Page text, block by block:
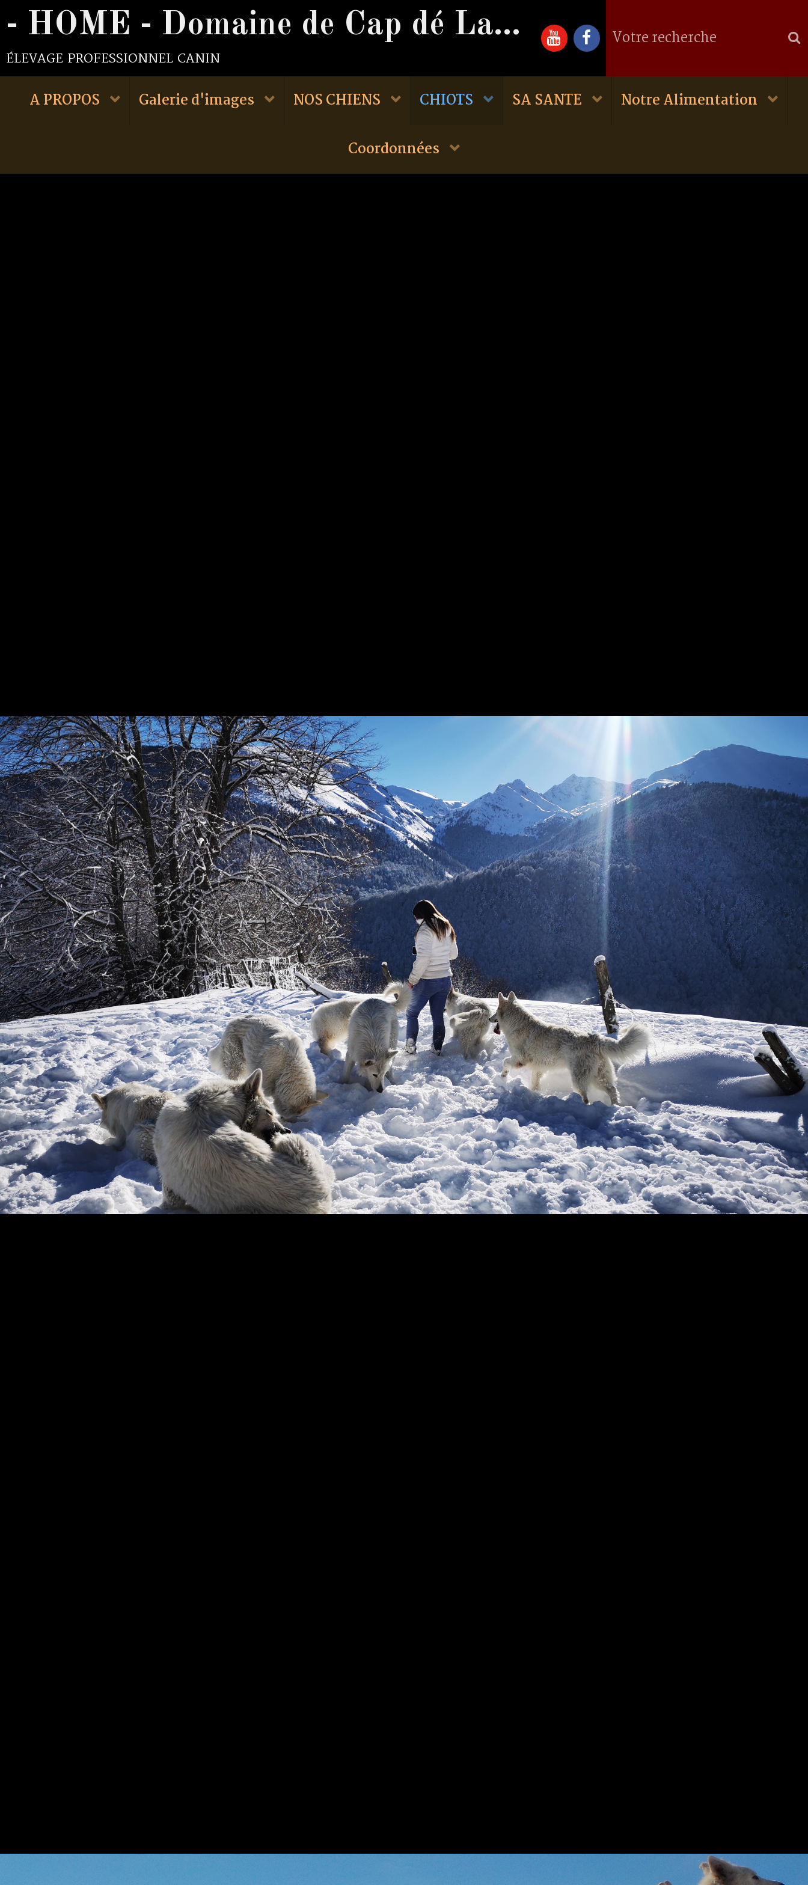
- HOME - Domaine de Cap dé Lastouse -
élevage professionnel canin
A PROPOS Galerie d'images NOS CHIENS CHIOTS SA SANTE Notre Alimentation
Coordonnées